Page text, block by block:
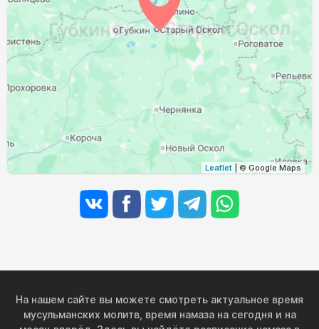
29, Сб 03:47 05:37 12:30 16:16 19:22 21:03
30, Вс 03:49 05:38 12:29 16:15 19:20 21:00
31, Пн 03:51 05:40 12:29 16:13 19:17 20:58
Leaflet | © Google Maps
На нашем сайте вы можете смотреть актуальное время
мусульманских молитв, время намаза на сегодня и на